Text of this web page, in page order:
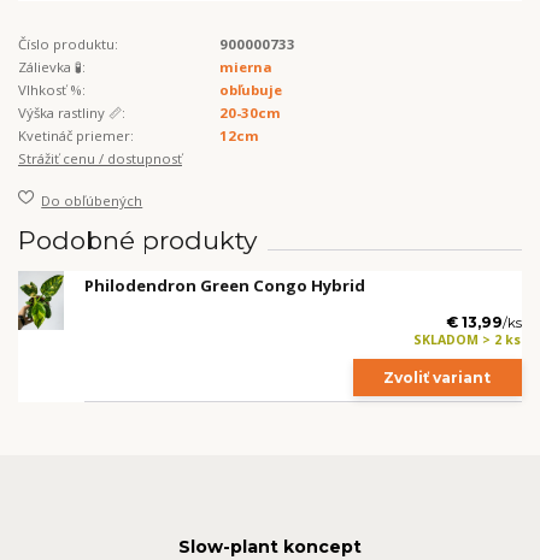
Číslo produktu:
900000733
Zálievka 🧪:
mierna
Vlhkosť %:
obľubuje
Výška rastliny 📏:
20-30cm
Kvetináč priemer:
12cm
Strážiť cenu / dostupnosť
Do obľúbených
Podobné produkty
Philodendron Green Congo Hybrid
€ 13,99/ks
SKLADOM > 2 ks
Zvoliť variant
Slow-plant koncept